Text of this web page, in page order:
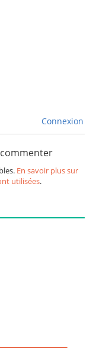
Connexion
En savoir plus sur
utilisées.